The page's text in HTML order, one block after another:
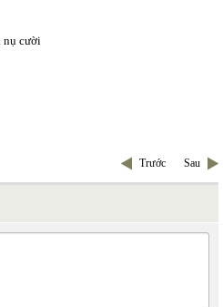
nụ cười
Trước Sau